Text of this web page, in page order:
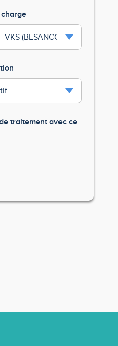
traitement avec ce